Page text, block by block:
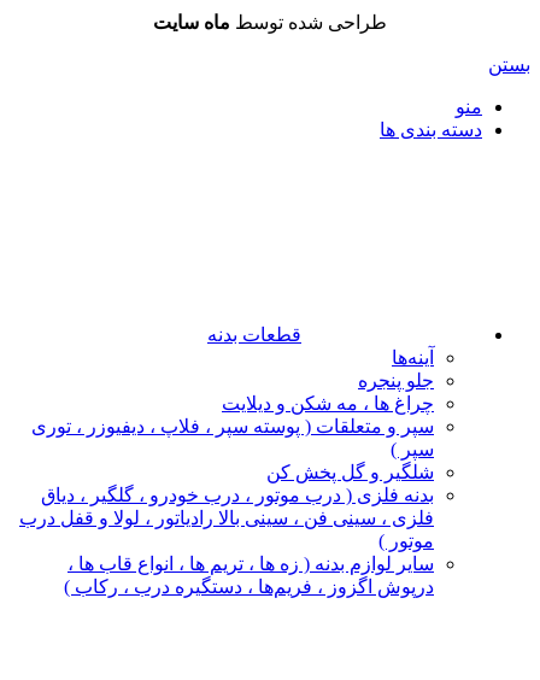
طراحی شده توسط ماه سایت
بستن
منو
دسته بندی ها
قطعات بدنه
آینه‌ها
جلو پنجره
چراغ‌ ها ، مه‌ شکن و دیلایت
سپر و متعلقات ( پوسته سپر ، فلاپ ، دیفیوزر ، توری
سپر )
شلگیر و گل‌ پخش‌ کن
بدنه فلزی ( درب موتور ، درب خودرو ، گلگیر ، دیاق
فلزی ، سینی فن ، سینی بالا رادیاتور ، لولا و قفل درب
موتور )
سایر لوازم بدنه ( زه ها ، تریم ها ، انواع قاب ها ،
درپوش اگزوز ، فریم‌ها ، دستگیره درب ، رکاب )